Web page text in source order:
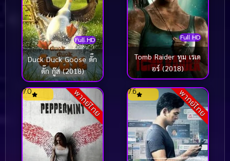
Full HD
Duck Duck Goose ดั๊ก
ดั๊ก กู๊ส (2018)
Full HD
Tomb Raider ทูม เรเด
อร์ (2018)
พากย์ไทย
7.0 พากย์ไทย
7.6